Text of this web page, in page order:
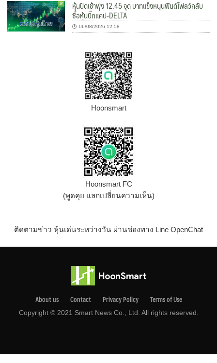
หุ้นปิดเช้าพุ่ง 12.45 จุด บาทแข็งหนุนฟันด์โฟลว์กลับ
ซื้อหุ้นบิ๊กแคป-DELTA
06/08/2026 12:58
Hoonsmart
Hoonsmart FC
(พูดคุย แลกเปลี่ยนความเห็น)
ติดตามข่าว หุ้นเด่นระหว่างวัน ผ่านช่องทาง Line OpenChat
About us Contact Privacy Pollcy Terms of Use
Copyright © 2021 Smart News Co., Ltd. All rights reserved.